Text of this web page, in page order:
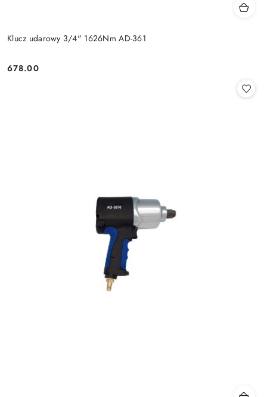
Klucz udarowy 3/4" 1626Nm AD-361
Cena:
678.00